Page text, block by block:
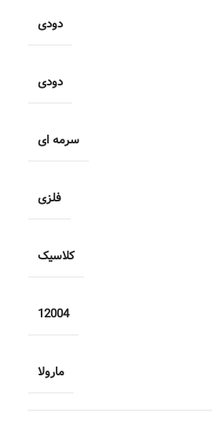
دودی
دودی
سرمه ای
فلزی
کلاسیک
12004
مارولا